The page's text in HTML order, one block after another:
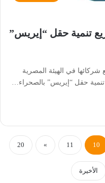
تنمية حقل “إيريس”
في الهيئة المصرية
حقل “إيريس” بالصحراء…
10
11
»
20
الأخيرة